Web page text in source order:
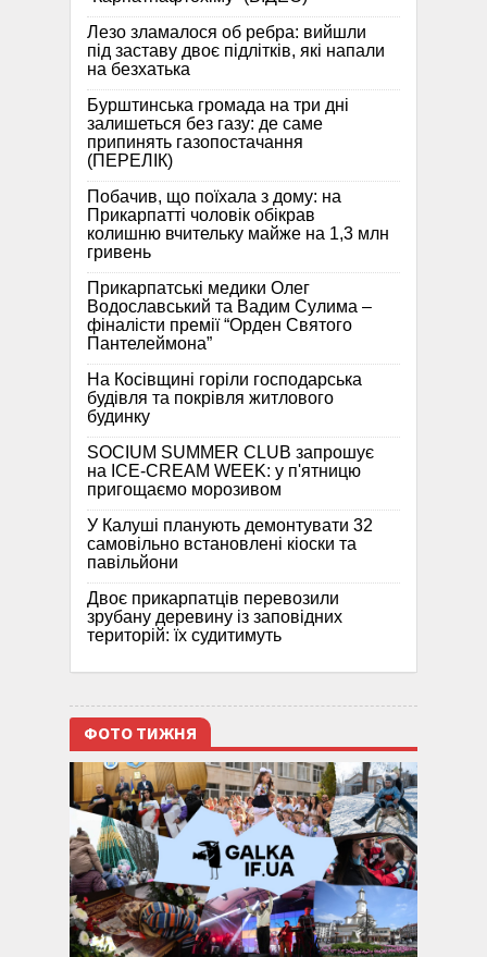
Лезо зламалося об ребра: вийшли
під заставу двоє підлітків, які напали
на безхатька
Бурштинська громада на три дні
залишеться без газу: де саме
припинять газопостачання
(ПЕРЕЛІК)
Побачив, що поїхала з дому: на
Прикарпатті чоловік обікрав
колишню вчительку майже на 1,3 млн
гривень
Прикарпатські медики Олег
Водославський та Вадим Сулима –
фіналісти премії “Орден Святого
Пантелеймона”
На Косівщині горіли господарська
будівля та покрівля житлового
будинку
SOCIUM SUMMER CLUB запрошує
на ICE-CREAM WEEK: у п'ятницю
пригощаємо морозивом
У Калуші планують демонтувати 32
самовільно встановлені кіоски та
павільйони
Двоє прикарпатців перевозили
зрубану деревину із заповідних
територій: їх судитимуть
ФОТО ТИЖНЯ